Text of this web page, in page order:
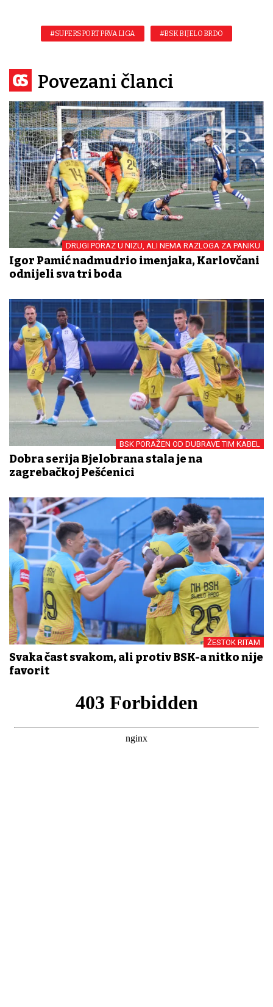
#SUPERSPORT PRVA LIGA #BSK BIJELO BRDO
Povezani članci
DRUGI PORAZ U NIZU, ALI NEMA RAZLOGA ZA PANIKU
Igor Pamić nadmudrio imenjaka, Karlovčani
odnijeli sva tri boda
BSK PORAŽEN OD DUBRAVE TIM KABEL
Dobra serija Bjelobrđana stala je na
zagrebačkoj Pešćenici
ŽESTOK RITAM
Svaka čast svakom, ali protiv BSK-a nitko nije
favorit